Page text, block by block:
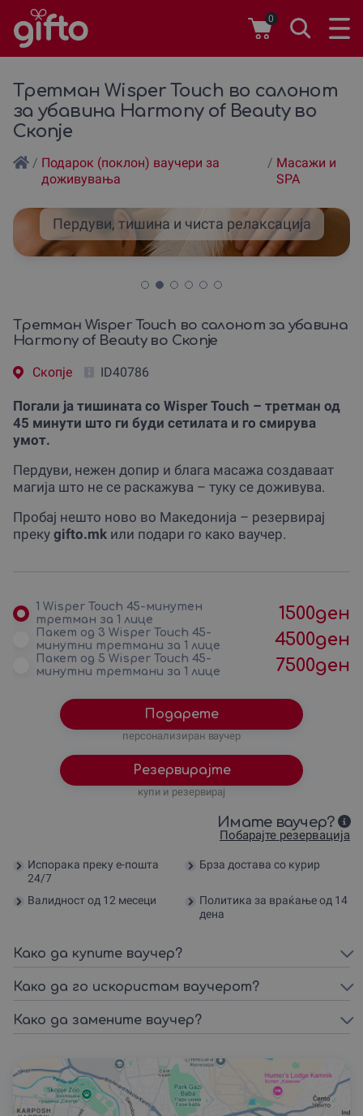
0
Третман Wisper Touch во салонот
за убавина Harmony of Beauty во
Скопје
/ Подарок (поклон) ваучери за
доживувања
/ Масажи и
SPA
Пердуви, тишина и чиста релаксација
Третман Wisper Touch во салонот за убавина
Harmony of Beauty во Скопје
Скопjе ID40786
Погали ја тишината со Wisper Touch – третман од
45 минути што ги буди сетилата и го смирува
умот.
Пердуви, нежен допир и блага масажа создаваат
магија што не се раскажува – туку се доживува.
Пробај нешто ново во Македонија – резервирај
преку gifto.mk или подари го како ваучер.
1 Wisper Touch 45-минутен
третман за 1 лице
1500ден
Пакет од 3 Wisper Touch 45-
минутни третмани за 1 лице
4500ден
Пакет од 5 Wisper Touch 45-
минутни третмани за 1 лице
7500ден
Подарете
персонализиран ваучер
Резервирајте
купи и резервирај
Имате ваучер?
Побарајте резервација
Испорака преку е-пошта
24/7
Брза достава со курир
Валидност од 12 месеци
Политика за враќање од 14
дена
Како да купите ваучер?
Како да го искористам ваучерот?
Како да замените ваучер?